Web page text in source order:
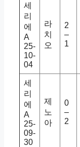
세
리
에
A
25-
10-
04
라
치
오
2
–
1
세
리
에
A
25-
09-
30
제
노
아
0
–
2